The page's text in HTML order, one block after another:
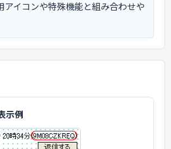
アイコンや特殊機能と組み合わせや
示例